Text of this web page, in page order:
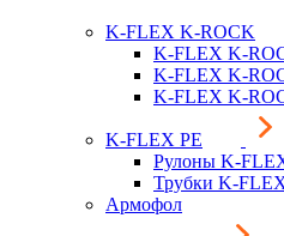
K-FLEX K-ROCK
K-FLEX K-
K-FLEX K-
K-FLEX K-
K-FLEX PE
Рулоны K-
Трубки K-
Армофол